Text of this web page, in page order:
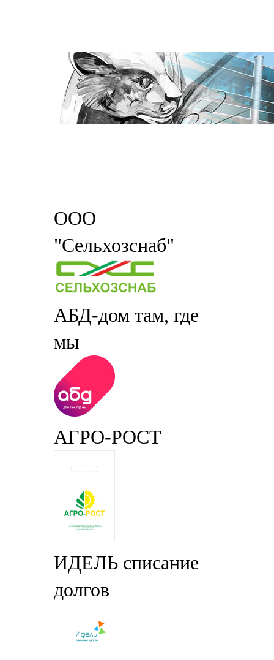
ООО
"Сельхозснаб"
АБД-дом там, где
мы
АГРО-РОСТ
ИДЕЛЬ списание
долгов